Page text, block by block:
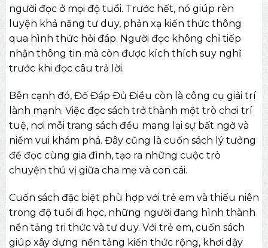
người đọc ở mọi độ tuổi. Trước hết, nó giúp rèn
luyện khả năng tư duy, phản xạ kiến thức thông
qua hình thức hỏi đáp. Người đọc không chỉ tiếp
nhận thông tin mà còn được kích thích suy nghĩ
trước khi đọc câu trả lời.
Bên cạnh đó, Đố Đáp Đủ Điều còn là công cụ giải trí
lành mạnh. Việc đọc sách trở thành một trò chơi trí
tuệ, nơi mỗi trang sách đều mang lại sự bất ngờ và
niềm vui khám phá. Đây cũng là cuốn sách lý tưởng
để đọc cùng gia đình, tạo ra những cuộc trò
chuyện thú vị giữa cha mẹ và con cái.
Cuốn sách đặc biệt phù hợp với trẻ em và thiếu niên
trong độ tuổi đi học, những người đang hình thành
nền tảng tri thức và tư duy. Với trẻ em, cuốn sách
giúp xây dựng nền tảng kiến thức rộng, khơi dậy